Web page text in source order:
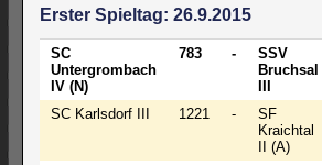
Erster Spieltag: 26.9.2015
SC
Untergrombach
IV (N)
783 -
SSV
Bruchsal
SC Karlsdorf III 1221 -
SF
Kraichtal
II (A)